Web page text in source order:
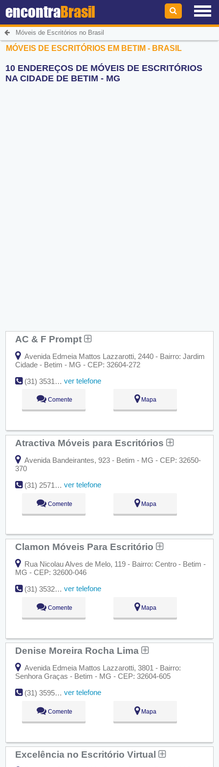
encontraBrasil
Móveis de Escritórios no Brasil
MÓVEIS DE ESCRITÓRIOS EM BETIM - BRASIL
10 ENDEREÇOS DE MÓVEIS DE ESCRITÓRIOS
NA CIDADE DE BETIM - MG
AC & F Prompt
Avenida Edmeia Mattos Lazzarotti, 2440 - Bairro: Jardim
Cidade - Betim - MG - CEP: 32604-272
(31) 3531-6068
ver telefone
Comente Mapa
Atractiva Móveis para Escritórios
Avenida Bandeirantes, 923 - Betim - MG - CEP: 32650-
370
(31) 2571-4005
ver telefone
Comente Mapa
Clamon Móveis Para Escritório
Rua Nicolau Alves de Melo, 119 - Bairro: Centro - Betim -
MG - CEP: 32600-046
(31) 3532-1112
ver telefone
Comente Mapa
Denise Moreira Rocha Lima
Avenida Edmeia Mattos Lazzarotti, 3801 - Bairro:
Senhora Graças - Betim - MG - CEP: 32604-605
(31) 3595-8060
ver telefone
Comente Mapa
Excelência no Escritório Virtual